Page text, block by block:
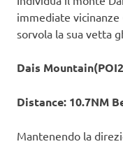
immediate
sorvola la sua vetta
Dais
Distance: 10.7NM
Mantenendo la